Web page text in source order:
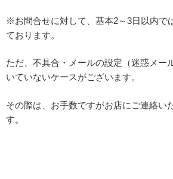
※お問合せに対して、基本2～3日以内で
ております。
ただ、不具合・メールの設定（迷惑メー
いていないケースがございます。
その際は、お手数ですがお店にご連絡い
す。